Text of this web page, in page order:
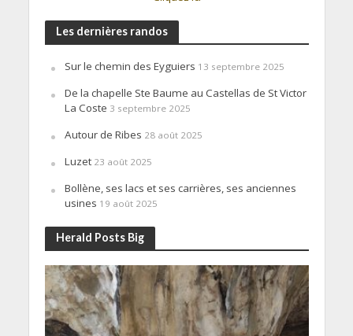
Les dernières randos
Sur le chemin des Eyguiers 13 septembre 2025
De la chapelle Ste Baume au Castellas de St Victor
La Coste 3 septembre 2025
Autour de Ribes 28 août 2025
Luzet 23 août 2025
Bollène, ses lacs et ses carrières, ses anciennes
usines 19 août 2025
Herald Posts Big